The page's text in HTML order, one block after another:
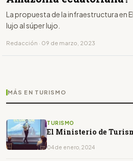
La propuesta de la infraestructura en
lujo al súper lujo.
Redacción · 09 de marzo, 2023
MÁS EN TURISMO
TURISMO
El Ministerio de
04 de enero, 2024